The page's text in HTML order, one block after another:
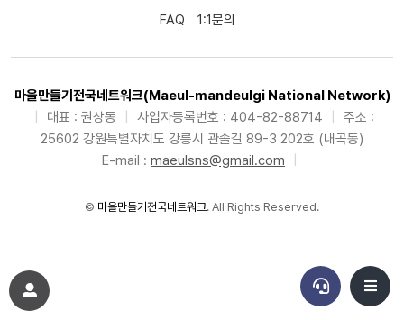
FAQ
1:1문의
마을만들기전국네트워크(Maeul-mandeulgi National Network)
대표 : 권상동 사업자등록번호 : 404-82-88714
주소 :
25602 강원특별자치도 강릉시 관솔길 89-3 202호 (내곡동)
E-mail : maeulsns@gmail.com
© 마을만들기전국네트워크. All Rights Reserved.